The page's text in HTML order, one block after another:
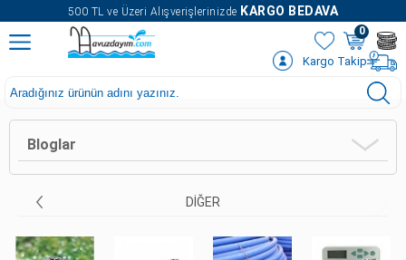
500 TL ve Üzeri Alışverişlerinizde KARGO BEDAVA
0
Kargo Takip
Bloglar
DIĞER